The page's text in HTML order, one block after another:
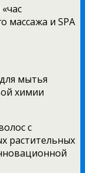
массажа и SPA
мытья
химии
с
растительных